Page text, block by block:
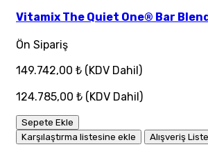
Vitamix The Quiet One® Bar
Ön Sipariş
149.742,00 ₺ (KDV Dahil)
124.785,00 ₺ (KDV Dahil)
Sepete Ekle
Karşılaştırma listesine ekle
Alışveriş